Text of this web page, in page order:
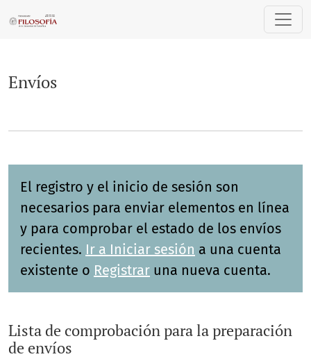
Envíos
El registro y el inicio de sesión son
necesarios para enviar elementos en línea
y para comprobar el estado de los envíos
recientes. Ir a Iniciar sesión a una cuenta
existente o Registrar una nueva cuenta.
Lista de comprobación para la preparación
de envíos